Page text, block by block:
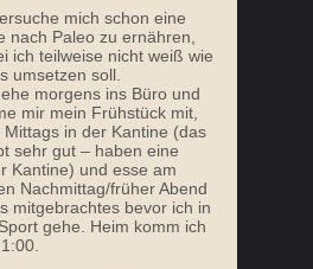
mich schon eine
nach Paleo zu ernähren,
ich teilweise nicht weiß wie
umsetzen soll.
morgens ins Büro und
mir mein Frühstück mit,
Mittags in der Kantine (das
sehr gut – haben eine
Kantine) und esse am
Nachmittag/früher Abend
mitgebrachtes bevor ich in
gehe. Heim komm ich